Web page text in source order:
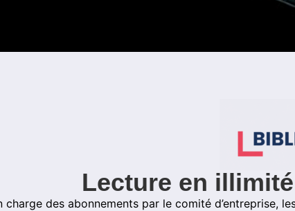
Lecture en
charge des abonnements par le comité